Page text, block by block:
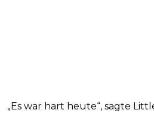
„Es war hart heute“, sagte